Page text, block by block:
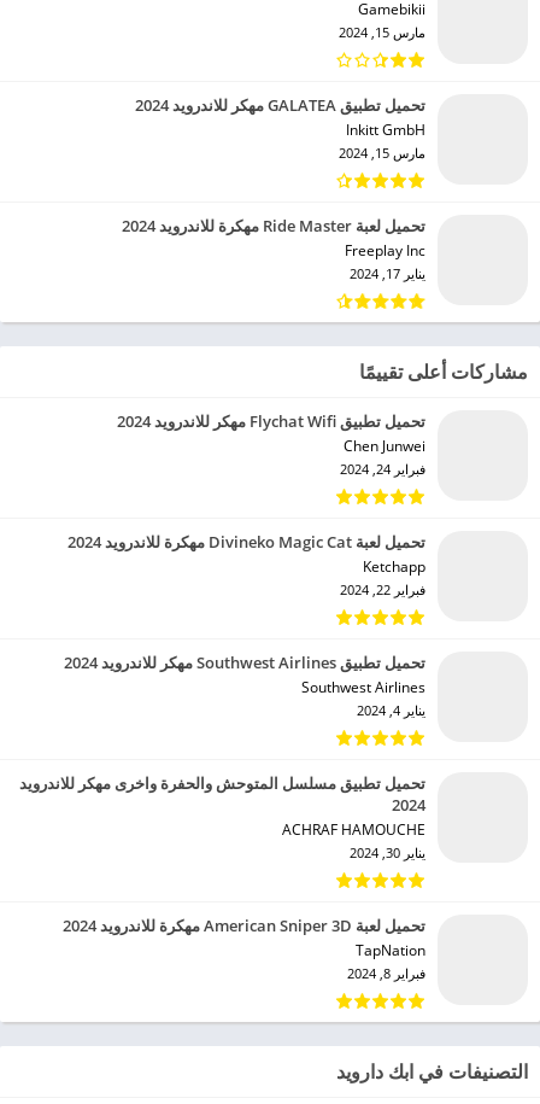
Gamebikii‏
مارس 15, 2024
تحميل تطبيق GALATEA مهكر للاندرويد 2024
Inkitt GmbH‏
مارس 15, 2024
تحميل لعبة Ride Master مهكرة للاندرويد 2024
Freeplay Inc‏
يناير 17, 2024
مشاركات أعلى تقييمًا
تحميل تطبيق Flychat Wifi مهكر للاندرويد 2024
Chen Junwei‏
فبراير 24, 2024
تحميل لعبة Divineko Magic Cat مهكرة للاندرويد 2024
Ketchapp‏
فبراير 22, 2024
تحميل تطبيق Southwest Airlines مهكر للاندرويد 2024
Southwest Airlines‏
يناير 4, 2024
تحميل تطبيق مسلسل المتوحش والحفرة واخرى مهكر للاندرويد
2024
ACHRAF HAMOUCHE‏
يناير 30, 2024
تحميل لعبة American Sniper 3D مهكرة للاندرويد 2024
TapNation‏
فبراير 8, 2024
التصنيفات في ابك دارويد